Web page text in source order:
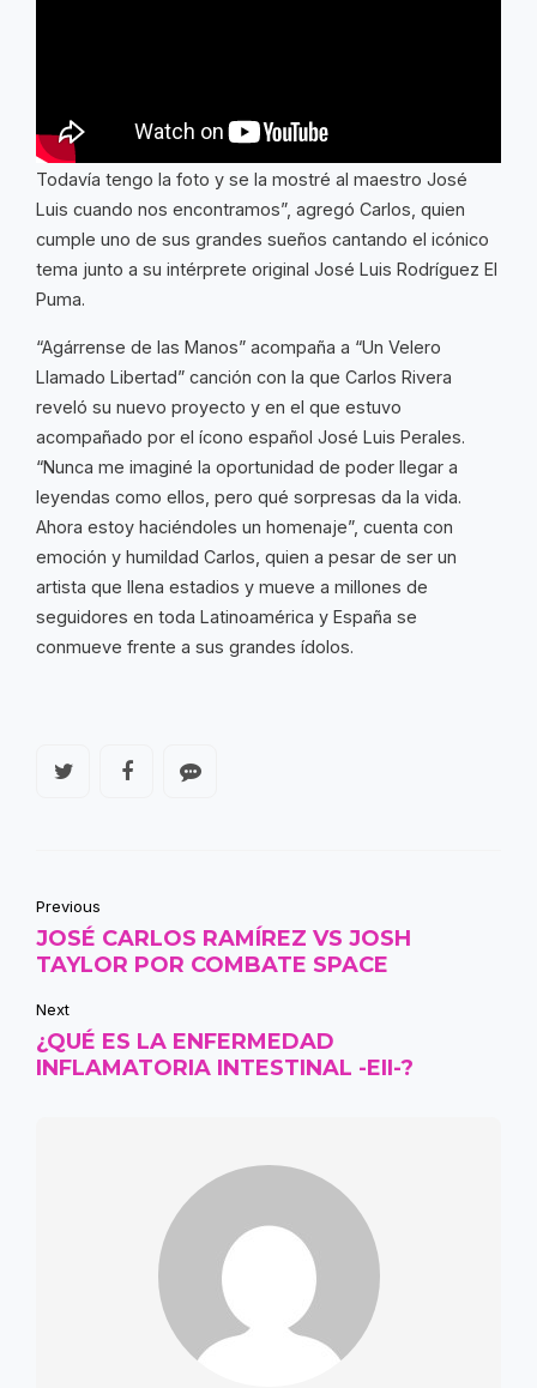
Todavía tengo la foto y se la mostré al maestro José
Luis cuando nos encontramos”, agregó Carlos, quien
cumple uno de sus grandes sueños cantando el icónico
tema junto a su intérprete original José Luis Rodríguez El
Puma.
“Agárrense de las Manos” acompaña a “Un Velero
Llamado Libertad” canción con la que Carlos Rivera
reveló su nuevo proyecto y en el que estuvo
acompañado por el ícono español José Luis Perales.
“Nunca me imaginé la oportunidad de poder llegar a
leyendas como ellos, pero qué sorpresas da la vida.
Ahora estoy haciéndoles un homenaje”, cuenta con
emoción y humildad Carlos, quien a pesar de ser un
artista que llena estadios y mueve a millones de
seguidores en toda Latinoamérica y España se
conmueve frente a sus grandes ídolos.
Previous
JOSÉ CARLOS RAMÍREZ VS JOSH
TAYLOR POR COMBATE SPACE
Next
¿QUÉ ES LA ENFERMEDAD
INFLAMATORIA INTESTINAL -EII-?